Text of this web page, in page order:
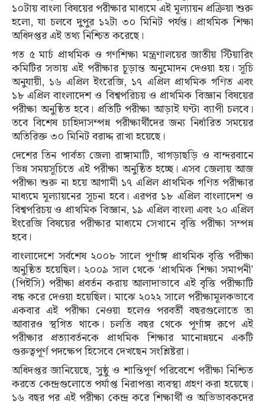
১০টায় বাংলা বিষয়ের পরীক্ষার মাধ্যমে এই মূল্যায়ন প্রক্রিয়া শুরু
হলো, যা চলবে দুপুর ১২টা ৩০ মিনিট পর্যন্ত। প্রাথমিক শিক্ষা
অধিদপ্তর এই তথ্য নিশ্চিত করেছে।
গত ৫ মার্চ প্রাথমিক ও গণশিক্ষা মন্ত্রণালয়ের জাতীয় স্টিয়ারিং
কমিটির সভায় এই পরীক্ষার চূড়ান্ত অনুমোদন দেওয়া হয়। সূচি
অনুযায়ী, ১৬ এপ্রিল ইংরেজি, ১৭ এপ্রিল প্রাথমিক গণিত এবং
১৮ এপ্রিল বাংলাদেশ ও বিশ্বপরিচয় ও প্রাথমিক বিজ্ঞান বিষয়ের
পরীক্ষা অনুষ্ঠিত হবে। প্রতিটি পরীক্ষা আড়াই ঘণ্টা ব্যাপী চলবে।
তবে বিশেষ চাহিদাসম্পন্ন পরীক্ষার্থীদের জন্য নির্ধারিত সময়ের
অতিরিক্ত ৩০ মিনিট বরাদ্দ রাখা হয়েছে।
দেশের তিন পার্বত্য জেলা রাঙ্গামাটি, খাগড়াছড়ি ও বান্দরবানে
ভিন্ন সময়সূচিতে এই পরীক্ষা অনুষ্ঠিত হচ্ছে। এসব জেলায় আজ
পরীক্ষা শুরু না হয়ে আগামী ১৭ এপ্রিল প্রাথমিক গণিত পরীক্ষার
মাধ্যমে মূল্যায়নের সূচনা হবে। এরপর ১৮ এপ্রিল বাংলাদেশ ও
বিশ্বপরিচয় ও প্রাথমিক বিজ্ঞান, ১৯ এপ্রিল বাংলা এবং ২০ এপ্রিল
ইংরেজি বিষয়ের পরীক্ষার মাধ্যমে সেখানে বৃত্তি পরীক্ষা সম্পন্ন
হবে।
বাংলাদেশে সর্বশেষ ২০০৮ সালে পূর্ণাঙ্গ প্রাথমিক বৃত্তি পরীক্ষা
অনুষ্ঠিত হয়েছিল। ২০০৯ সাল থেকে ‘প্রাথমিক শিক্ষা সমাপনী’
(পিইসি) পরীক্ষা প্রবর্তন করায় আলাদাভাবে এই বৃত্তি পরীক্ষাটি
বন্ধ করে দেওয়া হয়েছিল। মাঝে ২০২২ সালে পরীক্ষামূলকভাবে
একবার এই পরীক্ষা নেওয়া হলেও পরবর্তী বছরগুলোতে তা
আবারও স্থগিত থাকে। চলতি বছর থেকে পূর্ণাঙ্গ রূপে এই
পরীক্ষার প্রত্যাবর্তনকে প্রাথমিক শিক্ষার মানোন্নয়নে একটি
গুরুত্বপূর্ণ পদক্ষেপ হিসেবে দেখছেন সংশ্লিষ্টরা।
অধিদপ্তর জানিয়েছে, সুষ্ঠু ও শান্তিপূর্ণ পরিবেশে পরীক্ষা নিশ্চিত
করতে কেন্দ্রগুলোতে পর্যাপ্ত নিরাপত্তা ব্যবস্থা গ্রহণ করা হয়েছে।
১৬ বছর পর এই পরীক্ষা কেন্দ্র করে শিক্ষার্থী ও অভিভাবকদের